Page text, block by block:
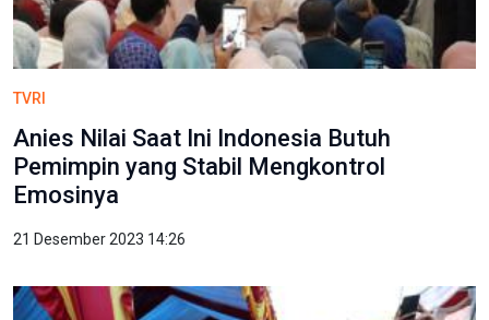
TVRI
Anies Nilai Saat Ini Indonesia Butuh
Pemimpin yang Stabil Mengkontrol
Emosinya
21 Desember 2023 14:26